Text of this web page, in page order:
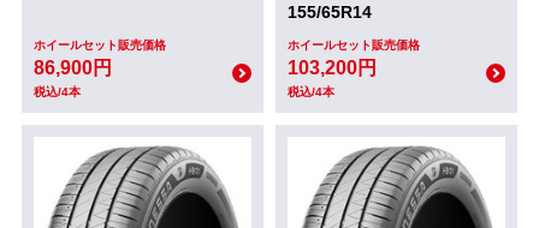
ホイールセット販売価格
86,900円
税込/4本
155/65R14
ホイールセット販売価格
103,200円
税込/4本